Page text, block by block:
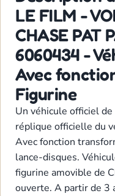
LE FILM -
CHASE PAT
6060434 -
Avec
Figurine
Un véhicule officiel
réplique officielle du
Avec fonction
lance-disques.
figurine amovible de
ouverte. A partir de 3